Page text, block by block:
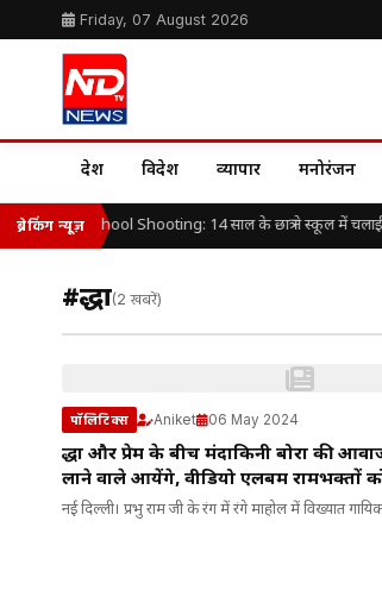
Friday, 07 August 2026
देश विदेश व्यापार मनोरंजन
ब्रेकिंग न्यूज़
Thailand School Shooting: 14 साल के छात्र ने स्कूल में चलाई
#श्रद्धा(2 खबरें)
पॉलिटिक्स Aniket 06 May 2024
श्रद्धा और प्रेम के बीच मंदाकिनी बोरा की
लाने वाले आयेंगे, वीडियो एलबम रामभक्तों
नई दिल्ली। प्रभु राम जी के रंग में रंगे माहोल में विख्यात